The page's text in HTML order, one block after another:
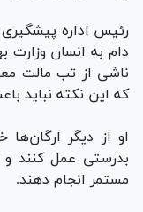
رئیس اداره پیشگیری
دام به انسان وزارت
ناشی از تب مالت
که این نکته نباید
او از دیگر
بدرستی عمل کنند و
مستمر انجام دهند.